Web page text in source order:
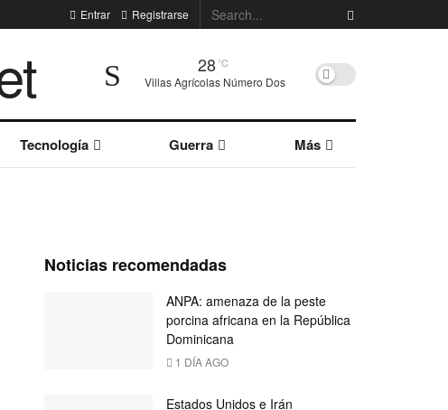
Entrar Registrarse
28°C
Villas Agrícolas Número Dos
Tecnología Guerra Más
Noticias recomendadas
ANPA: amenaza de la peste
porcina africana en la República
Dominicana
1 DÍA AGO
Estados Unidos e Irán